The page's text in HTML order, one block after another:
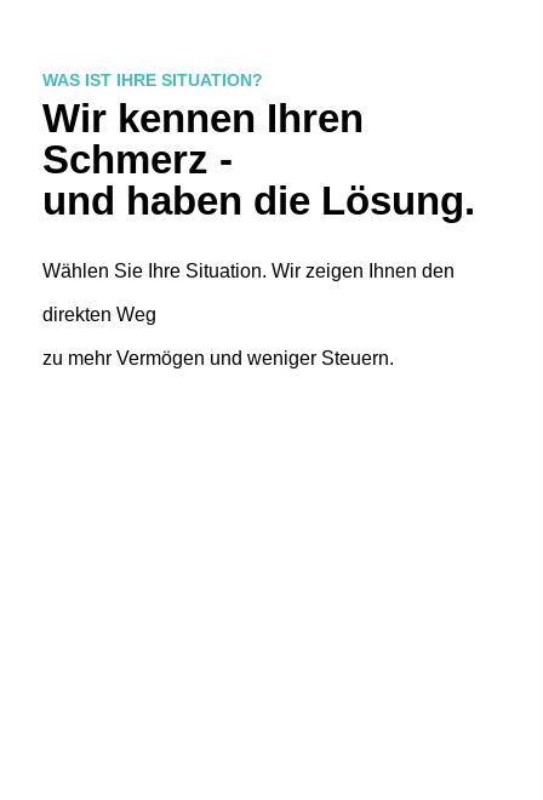
WAS IST IHRE SITUATION?
Wir kennen Ihren
Schmerz -
und haben die Lösung.
Wählen Sie Ihre Situation. Wir zeigen Ihnen den
direkten Weg
zu mehr Vermögen und weniger Steuern.